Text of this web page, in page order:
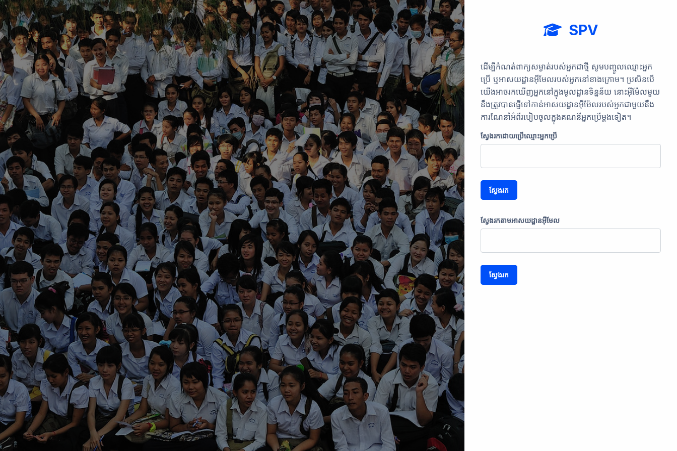
រំលងទៅកាន់មាតិកាមេ
SPV
ដើម្បីកំណត់ពាក្យសម្ងាត់របស់អ្នកជាថ្មី សូមបញ្ចូលឈ្មោះអ្នក
ប្រើ ឬអាសយដ្ឋានអ៊ីមែលរបស់អ្នកនៅខាងក្រោម។ ប្រសិនបើ
យើងអាចរកឃើញអ្នកនៅក្នុងមូលដ្ឋានទិន្នន័យ នោះអ៊ីម៉ែលមួយ
នឹងត្រូវបានផ្ញើទៅកាន់អាសយដ្ឋានអ៊ីម៉ែលរបស់អ្នកជាមួយនឹង
ការណែនាំអំពីរបៀបចូលក្នុងគណនីអ្នកប្រើម្តងទៀត។
ស្វែងរកដោយប្រើឈ្មោះអ្នកប្រើ
ស្វែងរកតាមអាសយដ្ឋានអ៊ីមែល